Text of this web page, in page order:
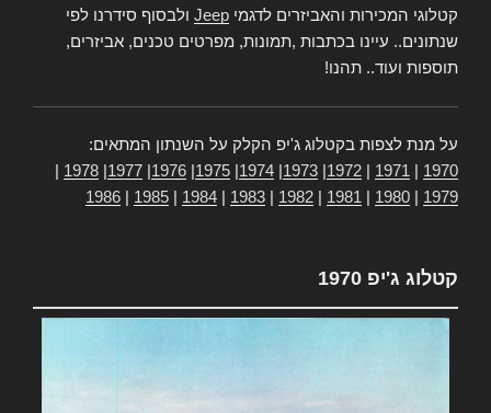
קטלוגי המכירות והאביזרים לדגמי Jeep ולבסוף סידרנו לפי
שנתונים.. עיינו בכתבות ,תמונות, מפרטים טכנים, אביזרים,
תוספות ועוד.. תהנו!
על מנת לצפות בקטלוג ג'יפ הקלק על השנתון המתאים:
1970
1971
1972
1973
1974
1975
1976
1977
1978
1979
1980
1981
1982
1983
1984
1985
1986
קטלוג ג'יפ 1970